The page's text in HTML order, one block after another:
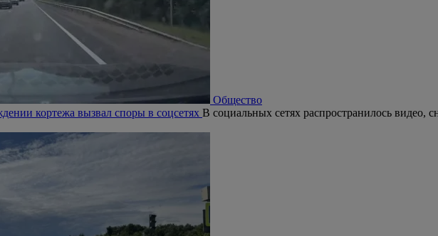
Общество
кортежа вызвал споры в соцсетях В социальных сетях распространилось видео,